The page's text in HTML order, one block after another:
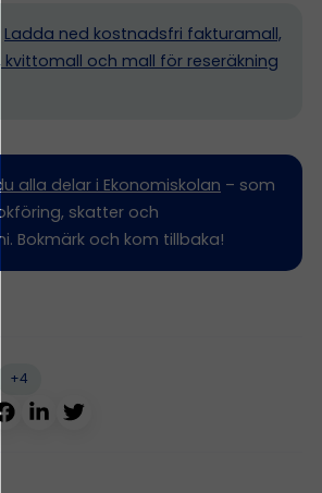
Ladda ned kostnadsfri fakturamall,
och mall för reseräkning
alla delar i Ekonomiskolan – som
skatter och
Bokmärk och kom tillbaka!
+4